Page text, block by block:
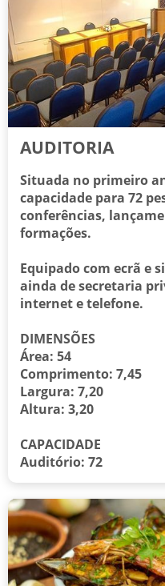
AUDITORIA
Situada no primeiro
capacidade para 72
conferências,
formações.
Equipado com ecrã e
ainda de secretaria
internet e telefone.
DIMENSÕES
Área: 54
Comprimento: 7,45
Largura: 7,20
Altura: 3,20
CAPACIDADE
Auditório: 72